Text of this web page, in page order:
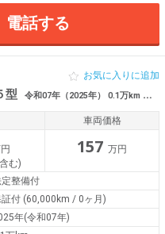
電話する
型 令和07年（2025年） 0.1万km 香川県高松市
お気に入りに追加
む)
車両価格
157 万円
整備付
付 (60,000km / 0ヶ月)
年(令和07年)